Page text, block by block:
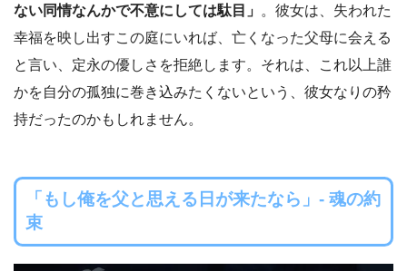
ない同情なんかで不意にしては駄目」 。彼女は、失われた
幸福を映し出すこの庭にいれば、亡くなった父母に会える
と言い、定永の優しさを拒絶します。それは、これ以上誰
かを自分の孤独に巻き込みたくないという、彼女なりの矜
持だったのかもしれません。
「もし俺を父と思える日が来たなら」- 魂の約
束